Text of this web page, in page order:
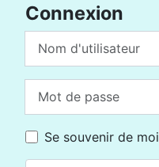
Connexion
Se souvenir de moi